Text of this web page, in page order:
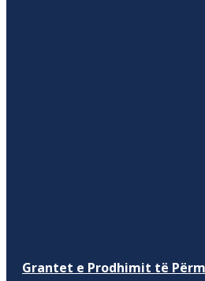
Grantet e Prodhimit të